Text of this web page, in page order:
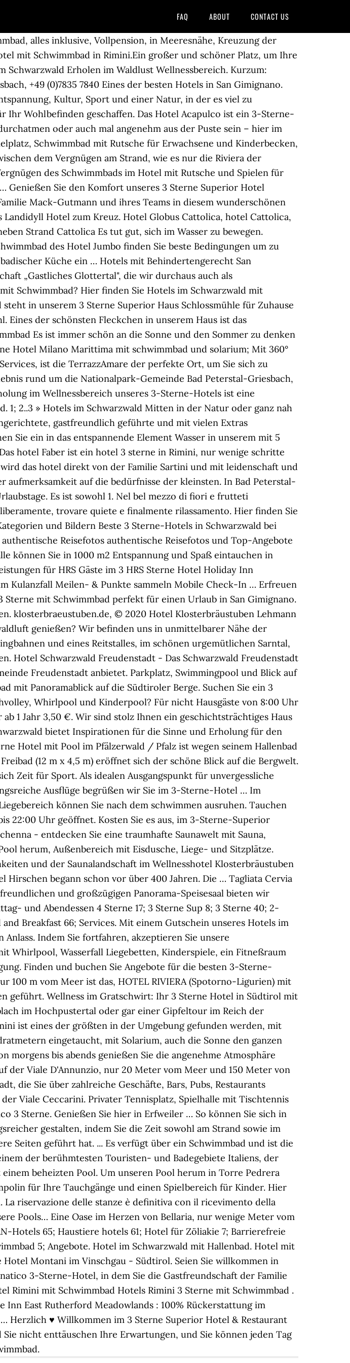
FAQ ABOUT CONTACT US
des Freischwimmbades, der Bowlingbahnen und eines Reitstalles, im schönen urgemütlichen Sarntal, dort wo die Natur und die Tradition noch an oberster Stelle stehen. Hotel Schwarzwald Freudenstadt - Das Schwarzwald Freudenstadt ist ein 3-Sterne-Hotel, das beheizte Zimmer nahe Alevitische Gemeinde Freudenstadt anbietet. Parkplatz, Swimmingpool und Blick auf den Pinienwald. 3 Sterne Hotel Gardasee, unsere Service. Hallenbad mit Panoramablick auf die Südtiroler Berge. Suchen Sie ein 3 Sterne Hotel Alba Adriatica mit Strand mit Kinderspielplatz, Beachvolley, Whirlpool und Kinderpool? Für nicht Hausgäste von 8:00 Uhr bis 22:00 Uhr – Eintritt für 3 Stunden: Erwachsene 4,50 €, Kinder ab 1 Jahr 3,50 €. Wir sind stolz Ihnen ein geschichtsträchtiges Haus präsentieren zu dürfen, dass Gemütlichkeit … Unser Hotel im Schwarzwald bietet Inspirationen für die Sinne und Erholung für den Geist. Ein Erholungsurlaub im Nationalpark Pfälzer Wald im 3-Sterne Hotel mit Pool im Pfälzerwald / Pfalz ist wegen seinem Hallenbad und Massage-Angebot sehr empfehlenswert. Vom solarbeheizten Freibad (12 m x 4,5 m) eröffnet sich der schöne Blick auf die Bergwelt. Genießen Sie Wärme, Wasser, Dampf und Licht und nehmen Sie sich Zeit für Sport. Als idealen Ausgangspunkt für unvergessliche Wanderungen, Mountainbiketouren, Wintersport und abwechslungsreiche Ausflüge begrüßen wir Sie im 3-Sterne-Hotel … Im Hotelhallenbad erwarten Sie Massagedüsen und im großzügigen Liegebereich können Sie nach dem schwimmen ausruhen. Tauchen Sie ein in 1000 m2 Entspannung und Spaß! Täglich von 6:00 Uhr bis 22:00 Uhr geöffnet. Kosten Sie es aus, im 3-Sterne-Superior Landidyll Hotel … 3-Sterne-superior-Wellnesshotel Bergland in Schenna - entdecken Sie eine traumhafte Saunawelt mit Sauna, Dampfbad, Ruheraum u. v. m. Großzügiger Liegebereich um den Pool herum, Außenbereich mit Eisdusche, Liege- und Sitzplätze. Wissenswertes zu unseren Massageangeboten, den Ruheräumlichkeiten und der Saunalandschaft im Wellnesshotel Klosterbräustuben 3 Sterne Superior Hotel im Schwarzwald Die Geschichte des Hotel Hirschen begann schon vor über 400 Jahren. Die … Tagliata Cervia 3 Sterne Hotel mit Schwimmbad, Tägliche Köstlichkeiten In dem freundlichen und großzügigen Panorama-Speisesaal bieten wir Vollpension mit einer abwechslungsreichen Menüauswahlzum Mittag- und Abendessen 4 Sterne 17; 3 Sterne Sup 8; 3 Sterne 40; 2-Sterne-Hotels 2; 1-Stern-Hotels 0; Residences Wohnungen 1; Bed and Breakfast 66; Services. Mit einem Gutschein unseres Hotels im Schwarzwald haben Sie garantiert das richtige Geschenk für jeden Anlass. Indem Sie fortfahren, akzeptieren Sie unsere Datenschutzerklärung. Den Gästen steht auch ein Schwimmbad mit Whirlpool, Wasserfall Liegebetten, Kinderspiele, ein Fitneßraum mit Whirlpool und eine ausgestatteten Sonnenterrasse zur Verfügung. Finden und buchen Sie Angebote für die besten 3-Sterne-Hotels in Schluchsee, Deutschland! Im Grünen, völlig erneuert, nur 100 m vom Meer ist das, HOTEL RIVIERA (Spotorno-Ligurien) mit seinen 3 Sternen und wird von seinen Inhabern seit über 50 Jahren geführt. Wellness im Gratschwirt: Ihr 3 Sterne Hotel in Südtirol mit Schwimmbad Was kann es nach einer schönen Wanderung in Toblach im Hochpustertal oder gar einer Gipfeltour im Reich der sagenumwobenen Drei … Die Schwimmbad von Lotus Hotel in Rimini ist eines der größten in der Umgebung gefunden werden, mit seinen 18×8 Meter, in den wunderschönen Garten von 2000 Quadratmetern eingetaucht, mit Solarium, auch die Sonne den ganzen Tag ausgesetzt, verfügt über 50 Betten, die Ihnen erlauben, um von morgens bis abends genießen Sie die angenehme Atmosphäre unserer Familienhotel für Kinder. Hotel Mercedes, Riccione, ist auf der Viale D'Annunzio, nur 20 Meter vom Meer und 150 Meter von der zentralen Viale Dante, der wichtigsten Fußgängerzone der Stadt, die Sie über zahlreiche Geschäfte, Bars, Pubs, Restaurants stattfinden wird entfernt und anderen kommerziellen Aktivitäten der Viale Ceccarini. Privater Tennisplatz, Spielhalle mit Tischtennis und Tischfussball. Willkommen im Hotel Giamaika Hotel Cesenatico 3 Sterne. Genießen Sie hier in Erfweiler … So können Sie sich in den heißen Tagen erfrischen und den Tag allgemein abwechslungsreicher gestalten, indem Sie die Zeit sowohl am Strand sowie im Schwimmbad … Wir freuen uns, dass Sie Ihre Hotelsuche auf unsere Seiten geführt hat. ... Es verfügt über ein Schwimmbad und ist die ideale Lösung für Gäste, die Ruhe, Entspannung und Komfort in einem der berühmtesten Touristen- und Badegebiete Italiens, der romagnolischen Riviera, suchen. Caorle 3 Sterne-Strandhotel mit einem beheizten Pool. Um unseren Pool herum in Torre Pedrera finden Sie Liegestühle unter der Sonne, sowie Spaß auf dem Trampolin für Ihre Tauchgänge und einen Spielbereich für Kinder. Hier finden Sie Ihr Hotel mit Schwim